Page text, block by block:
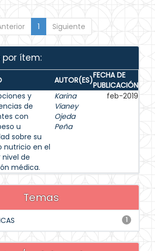
1 Siguiente
por ítem:
AUTOR(ES)FECHA DE
PUBLICACIÓN
y
de
con
u
sobre su
nutricio en el
de
médica.
Karina
Vianey
Ojeda
Peña
feb-2019
Temas
1